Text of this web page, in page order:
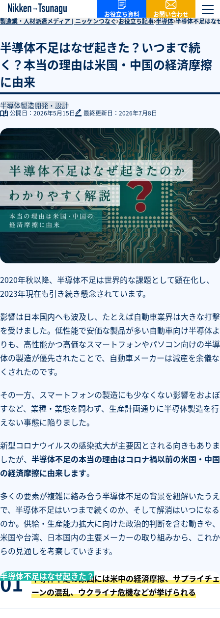
お役立ち資料
お問い合わせ
製造業・人材派遣メディア | ニッケンつなぐ お役立ち記事 半導体 半導体不足はな
半導体不足はなぜ起きた？いつまで続
く？本当の理由は米国・中国の経済摩擦
に由来
半導体製造開発・設計
公開日： 2026年5月15日 最終更新日： 2026年7月8日
2020年秋以降、半導体不足は世界的な課題として顕在化し、
2023年現在も引き続き懸念されています。
影響は日本国内へも波及し、たとえば自動車業界は大きな打撃
を受けました。低性能で安価な製品が多い自動車向け半導体よ
りも、高性能かつ高価なスマートフォンやパソコン向けの半導
体の製造が優先されたことで、自動車メーカーは減産を余儀な
くされたのです。
その一方、スマートフォンの製造にも少なくない影響をおよぼ
すなど、業種・業態を問わず、生産計画通りに半導体製造を行
えない事態に陥りました。
新型コロナウイルスの感染拡大が主要因とされる向きもありま
したが、 半導体不足の本当の理由はコロナ禍以前の米国・中国
の経済摩擦に由来します。
多くの要素が複雑に絡み合う半導体不足の背景を紐解いたうえ
で、半導体不足はいつまで続くのか、そして解消はいつになる
のか。供給・生産能力拡大に向けた政治的判断を含む動きや、
米国や台湾、日本国内の主要メーカーの取り組みから、これか
らの見通しを考察していきます。
半導体不足はなぜ起きた？
半導体不足の原因には米中の経済摩擦、サプライチェ
ーンの混乱、ウクライナ危機などが挙げられる